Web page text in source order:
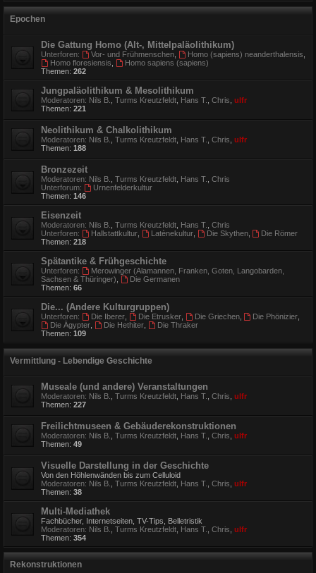
Epochen
Die Gattung Homo (Alt-, Mittelpaläolithikum)
Unterforen: Vor- und Frühmenschen, Homo (sapiens) neanderthalensis
Homo floresiensis
Homo sapiens (sapiens)
Themen: 262
Jungpaläolithikum & Mesolithikum
Moderatoren: Nils B. Turms Kreutzfeldt Hans T. Chris ulfr
Themen: 221
Neolithikum & Chalkolithikum
Moderatoren: Nils B. Turms Kreutzfeldt Hans T. Chris ulfr
Themen: 188
Bronzezeit
Moderatoren: Nils B. Turms Kreutzfeldt Hans T.
Chris
Unterforum:
Urnenfelderkultur
Themen: 146
Eisenzeit
Moderatoren: Nils B. Turms Kreutzfeldt Hans T.
Chris
Unterforen:
Hallstattkultur, Latènekultur, Die Skythen,
Die Römer
Themen: 218
Spätantike & Frühgeschichte
Unterforen:
Merowinger (Alamannen, Franken, Goten, Langobarden,
Sachsen & Thüringer)
Die Germanen
Themen: 66
Die... (Andere Kulturgruppen)
Unterforen: Die Iberer, Die Etrusker, Die Griechen, Die Phönizier
Die Ägypter, Die Hethiter,
Die Thraker
Themen: 109
Vermittlung - Lebendige Geschichte
Museale (und andere) Veranstaltungen
Moderatoren: Nils B. Turms Kreutzfeldt Hans T. Chris ulfr
Themen: 227
Freilichtmuseen & Gebäuderekonstruktionen
Moderatoren: Nils B. Turms Kreutzfeldt Hans T. Chris ulfr
Themen: 49
Visuelle Darstellung in der Geschichte
Von den Höhlenwänden bis zum Celluloid
Moderatoren: Nils B. Turms Kreutzfeldt Hans T. Chris ulfr
Themen: 38
Multi-Mediathek
Fachbücher, Internetseiten, TV-Tips, Belletristik
Moderatoren: Nils B. Turms Kreutzfeldt Hans T. Chris ulfr
Themen: 354
Rekonstruktionen